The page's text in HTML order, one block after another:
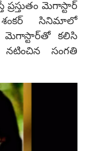
మెగాస్టార్
సినిమాలో
మెగాస్టార్‌తో కలిసి
సంగతి